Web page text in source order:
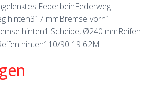
FederbeinFederweg
hinten317 mmBremse vorn1
hinten1 Scheibe, Ø240 mmReifen
hinten110/90-19 62M